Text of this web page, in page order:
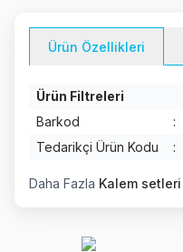
Ürün Özellikleri
Ürün Filtreleri
Barkod
:
Tedarikçi Ürün Kodu
:
Daha Fazla Kalem setleri